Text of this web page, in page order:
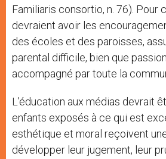
Familiaris consortio, n. 76). Pour
devraient avoir les
des écoles et des paroisses,
parental difficile, bien que
accompagné par toute la
L’éducation aux médias devrait
enfants exposés à ce qui est
esthétique et moral reçoivent
développer leur jugement, leur